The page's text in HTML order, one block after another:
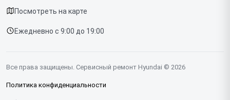
Диагностика
Контакты
Посудомоечных машин
Посмотреть на карте
Ежедневно с 9:00 до 19:00
Все права защищены. Сервисный ремонт Hyundai © 2026
Политика конфиденциальности